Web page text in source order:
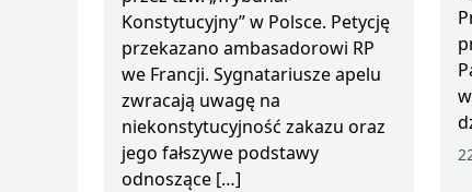
Konstytucyjny” w Polsce. Petycję
przekazano ambasadorowi RP
we Francji. Sygnatariusze apelu
zwracają uwagę na
niekonstytucyjność zakazu oraz
jego fałszywe podstawy
odnoszące […]